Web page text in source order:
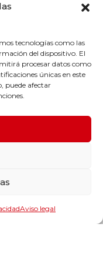
tecnologías como las
del dispositivo. El
procesar datos como
únicas en este
puede afectar
Aviso legal